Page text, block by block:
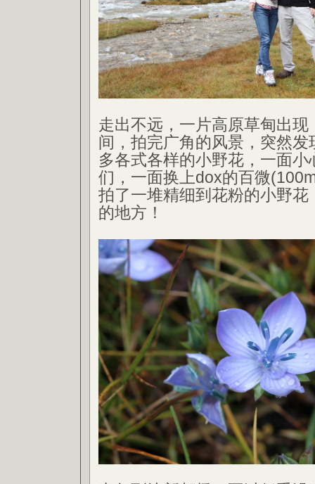
走出不远，一片高原草甸出
间，拍完广角的风景，突然
多各式各样的小野花，一面
们，一面换上dox的百微
拍了一堆精细到花粉的小野花
的地方！